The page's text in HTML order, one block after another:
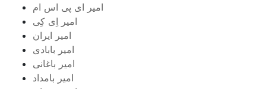
امیر ای پی اس ام
امیر اِی کِی
امیر ایران
امیر بابادی
امیر باغانی
امیر بامداد